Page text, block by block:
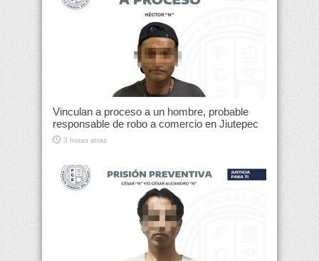
Vinculan a proceso a un hombre, probable
responsable de robo a comercio en Jiutepec
3 horas atras